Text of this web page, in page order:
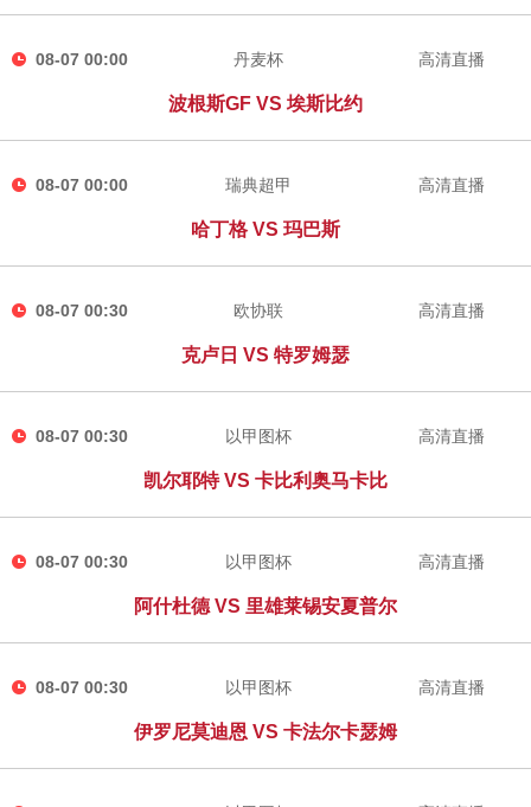
08-07 00:00 丹麦杯
波根斯GF VS 埃斯比约
高清直播
08-07 00:00 瑞典超甲
哈丁格 VS 玛巴斯
高清直播
08-07 00:30 欧协联
克卢日 VS 特罗姆瑟
高清直播
08-07 00:30 以甲图杯
凯尔耶特 VS 卡比利奥马卡比
高清直播
08-07 00:30 以甲图杯
阿什杜德 VS 里雄莱锡安夏普尔
高清直播
08-07 00:30 以甲图杯
伊罗尼莫迪恩 VS 卡法尔卡瑟姆
高清直播